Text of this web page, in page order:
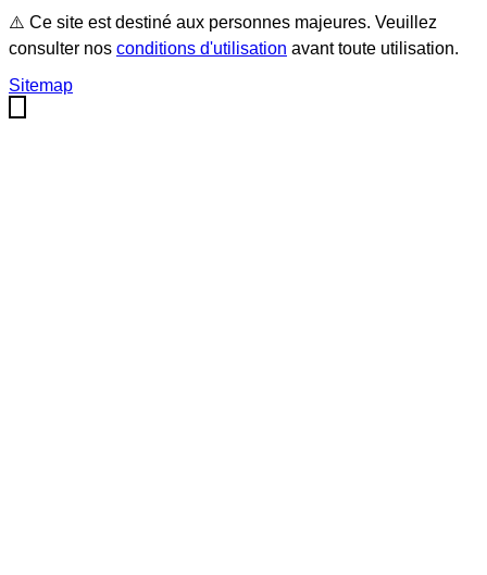
⚠️ Ce site est destiné aux personnes majeures. Veuillez
consulter nos conditions d'utilisation avant toute utilisation.
Sitemap